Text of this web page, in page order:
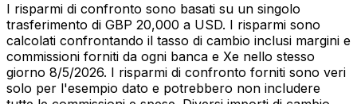
I risparmi di confronto sono basati su un singolo
trasferimento di GBP 20,000 a USD. I risparmi sono
calcolati confrontando il tasso di cambio inclusi margini e
commissioni forniti da ogni banca e Xe nello stesso
giorno 8/5/2026. I risparmi di confronto forniti sono veri
solo per l'esempio dato e potrebbero non includere